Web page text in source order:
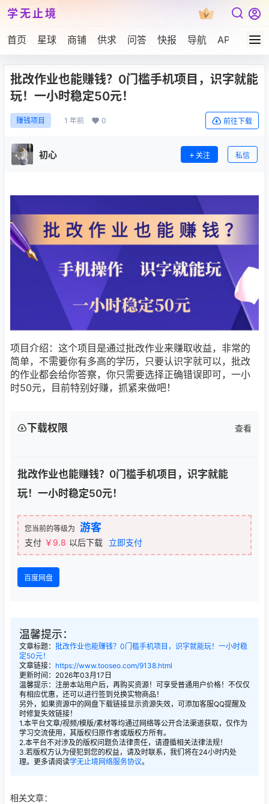
学无止境
首页 星球 商铺 供求 问答 快报 导航 APP下载
批改作业也能赚钱？0门槛手机项目，识字就能
玩！一小时稳定50元！
赚钱项目 1 年前 0 前往下载
初心 关注 私信
项目介绍：这个项目是通过批改作业来赚取收益，非常的
简单，不需要你有多高的学历，只要认识字就可以，批改
的作业都会给你答察，你只需要选择正确错误即可，一小
时50元，目前特别好赚，抓紧来做吧！
下载权限 查看
批改作业也能赚钱？0门槛手机项目，识字就能
玩！一小时稳定50元！
您当前的等级为 游客
支付 ￥9.8 以后下载 立即支付
百度网盘
温馨提示：
文章标题： 批改作业也能赚钱？0门槛手机项目，识字就能玩！一小时稳
定50元！
文章链接： https://www.tooseo.com/9138.html
更新时间：2026年03月17日
温馨提示：注册本站用户后，再购买资源！可享受普通用户价格！不仅仅
有相应优惠，还可以进行签到兑换实物商品！
另外，如果资源中的网盘下载链接显示资源失效，可添加客服QQ提醒及
时修复失效链接！
1.本平台文章/视频/模版/素材等均通过网络等公开合法渠道获取，仅作为
学习交流使用，其版权归原作者或版权方所有。
2.本平台不对涉及的版权问题负法律责任，请遵循相关法律法规！
3.若版权方认为侵犯到您的权益，请及时联系，我们将在24小时内处
理。更多请阅读学无止境网络服务协议。
相关文章：